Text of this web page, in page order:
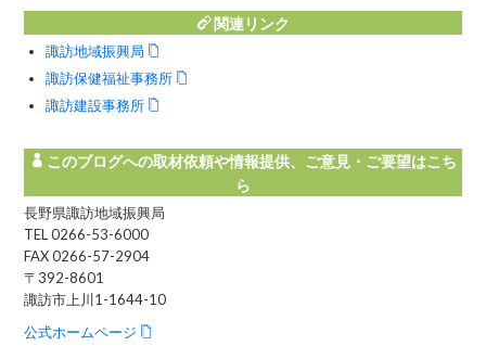
関連リンク
諏訪地域振興局
諏訪保健福祉事務所
諏訪建設事務所
このブログへの取材依頼や情報提供、ご意見・ご要望はこち
ら
長野県諏訪地域振興局
TEL 0266-53-6000
FAX 0266-57-2904
〒392-8601
諏訪市上川1-1644-10
公式ホームページ